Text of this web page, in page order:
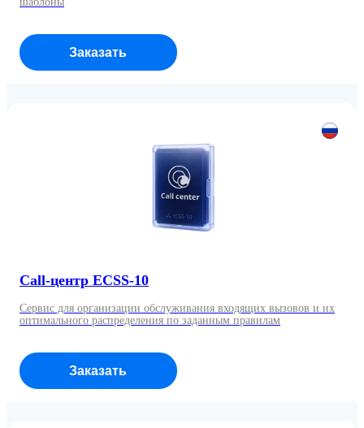
Заказать
Call-центр ECSS-10
Сервис для организации обслуживания входящих вызовов и их
оптимального распределения по заданным правилам
Заказать